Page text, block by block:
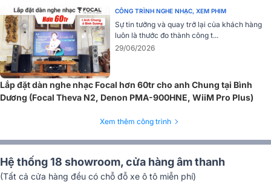
thoải mái kết nối những thiết bị thông minh khác. Thoải mái nghe
những bản nhạc yêu thích từ nhiều nguồn khác nhau, chỉ cần đăng
ký thiết bị lần đầu ghép nối, mỗi khi chơi lại bạn không cần ghép nối
lại.
Thông số kỹ thuật Ampy Denon PMA-600NE
Model: PMA-600NE
0,07%) 70 W + 70 W (4Ω, 1 kHz, THD 0,7%, JEITA)
Tổng méo hài: 0,01% (đầu ra định mức, ở mức -3 dB), tải 8, 1
kHz
R51...)
CÔNG TRÌNH NGHE NHẠC, XEM PHIM
Sự tin tưởng và quay trở lại của khách hàng
luôn là thước đo thành công t...
29/06/2026
Lắp đặt dàn nghe nhạc Focal hơn 60tr cho anh Chung tại Bình
Dương (Focal Theva N2, Denon PMA-900HNE, WiiM Pro Plus)
Xem thêm công trình
Hệ thống 18 showroom, cửa hàng âm thanh
(Tất cả cửa hàng đều có chỗ đỗ xe ô tô miễn phí)